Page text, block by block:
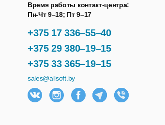
+375 17 336–55–40
+375 29 380–19–15
+375 33 365–19–15
Время работы контакт-центра:
Пн-Чт 9–18; Пт 9–17
sales@allsoft.by